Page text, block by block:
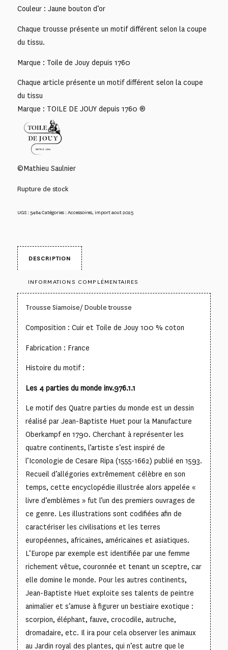
Couleur : Jaune bouton d’or
Chaque trousse présente un motif différent selon la coupe
du tissu.
Marque : Toile de Jouy depuis 1760
Chaque article présente un motif différent selon la coupe
du tissu
Marque : TOILE DE JOUY depuis 1760 ®
©Mathieu Saulnier
Rupture de stock
UGS : 5464Catégories :Accessoires, import aout 2025
DESCRIPTION
INFORMATIONS COMPLÉMENTAIRES
Trousse Siamoise/ Double trousse
Composition : Cuir et Toile de Jouy 100 % coton
Fabrication : France
Histoire du motif :
Les 4 parties du monde inv.976.1.1
Le motif des Quatre parties du monde est un dessin
réalisé par Jean-Baptiste Huet pour la Manufacture
Oberkampf en 1790. Cherchant à représenter les
quatre continents, l’artiste s’est inspiré de
l’Iconologie de Cesare Ripa (1555-1662) publié en 1593.
Recueil d’allégories extrêmement célèbre en son
temps, cette encyclopédie illustrée alors appelée «
livre d’emblèmes » fut l’un des premiers ouvrages de
ce genre. Les illustrations sont codifiées afin de
caractériser les civilisations et les terres
européennes, africaines, américaines et asiatiques.
L’Europe par exemple est identifiée par une femme
richement vêtue, couronnée et tenant un sceptre, car
elle domine le monde. Pour les autres continents,
Jean-Baptiste Huet exploite ses talents de peintre
animalier et s’amuse à figurer un bestiaire exotique :
scorpion, éléphant, fauve, crocodile, autruche,
dromadaire, etc. Il ira pour cela observer les animaux
au Jardin royal des plantes, qui n’est autre que le